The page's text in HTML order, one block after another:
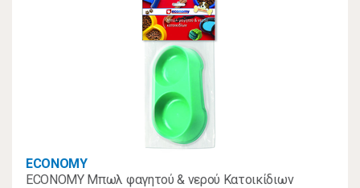
ECONOMY
ECONOMY Μπωλ φαγητού & νερού Κατοικίδιων